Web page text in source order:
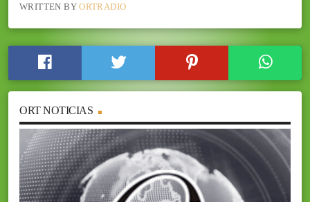
WRITTEN BYORTRADIO
ORT NOTICIAS